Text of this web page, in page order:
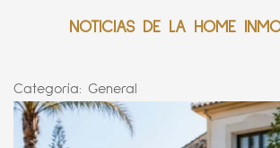
NOTICIAS DE LA HOME
Categoría: General